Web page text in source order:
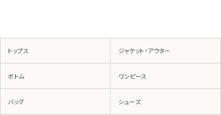
トップス ジャケット・アウター
ボトム ワンピース
バッグ シューズ